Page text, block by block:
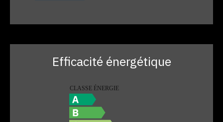
Efficacité énergétique